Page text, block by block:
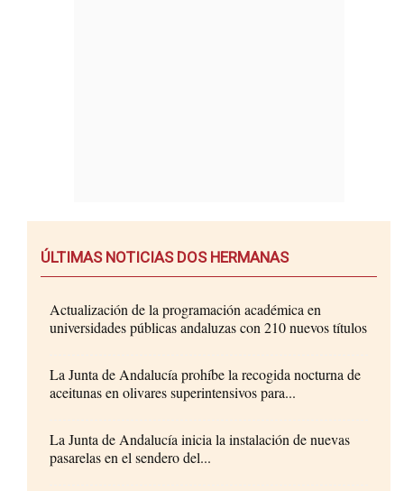
ÚLTIMAS NOTICIAS DOS HERMANAS
Actualización de la programación académica en
universidades públicas andaluzas con 210 nuevos títulos
La Junta de Andalucía prohíbe la recogida nocturna de
aceitunas en olivares superintensivos para...
La Junta de Andalucía inicia la instalación de nuevas
pasarelas en el sendero del...